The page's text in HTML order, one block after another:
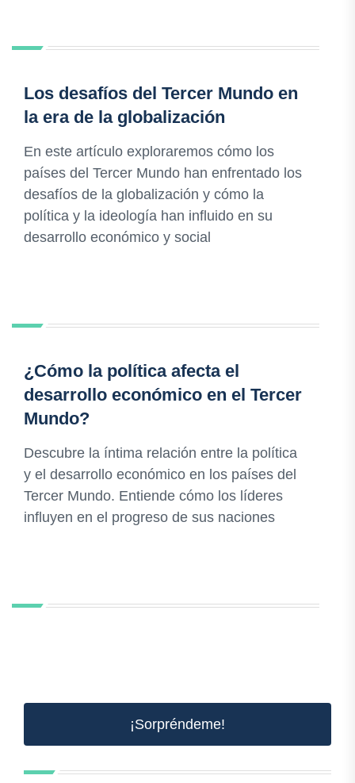
Los desafíos del Tercer Mundo en
la era de la globalización
En este artículo exploraremos cómo los
países del Tercer Mundo han enfrentado los
desafíos de la globalización y cómo la
política y la ideología han influido en su
desarrollo económico y social
¿Cómo la política afecta el
desarrollo económico en el Tercer
Mundo?
Descubre la íntima relación entre la política
y el desarrollo económico en los países del
Tercer Mundo. Entiende cómo los líderes
influyen en el progreso de sus naciones
¡Sorpréndeme!